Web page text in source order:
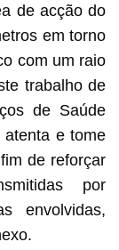
de acção do
em torno
com um raio
trabalho de
de Saúde
e tome
de reforçar
por
envolvidas,